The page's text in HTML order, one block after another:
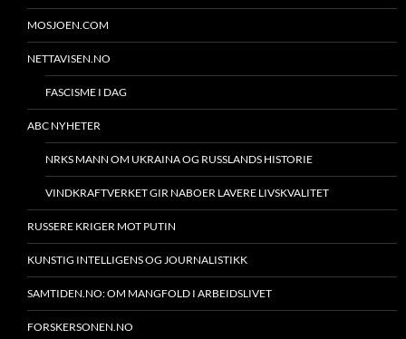
MOSJOEN.COM
NETTAVISEN.NO
FASCISME I DAG
ABC NYHETER
NRKS MANN OM UKRAINA OG RUSSLANDS HISTORIE
VINDKRAFTVERKET GIR NABOER LAVERE LIVSKVALITET
RUSSERE KRIGER MOT PUTIN
KUNSTIG INTELLIGENS OG JOURNALISTIKK
SAMTIDEN.NO: OM MANGFOLD I ARBEIDSLIVET
FORSKERSONEN.NO